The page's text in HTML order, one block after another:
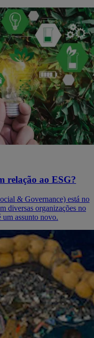
relação ao ESG?
& Governance) está no
diversas organizações no
assunto novo.